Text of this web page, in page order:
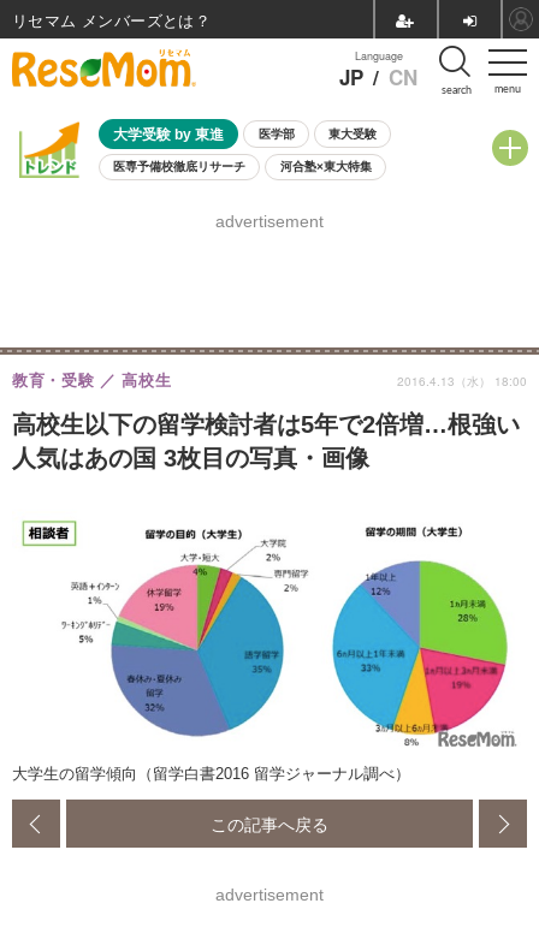
menu
Language
JP / CN search
大学受験 by 東進 医学部 東大受験
医専予備校徹底リサーチ 河合塾×東大特集
8月開催学校説明会・相談会
advertisement
高校生以下の留学検討者は5年で2倍増…根強い
人気はあの国 3枚目の写真・画像
教育・受験 高校生 2016.4.13（水） 18:00
大学生の留学傾向（留学白書2016 留学ジャーナル調べ）
この記事へ戻る
advertisement
リセマム メンバーズ